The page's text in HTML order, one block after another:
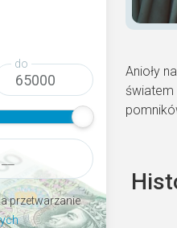
do
przetwarzanie
Anioły na
światem